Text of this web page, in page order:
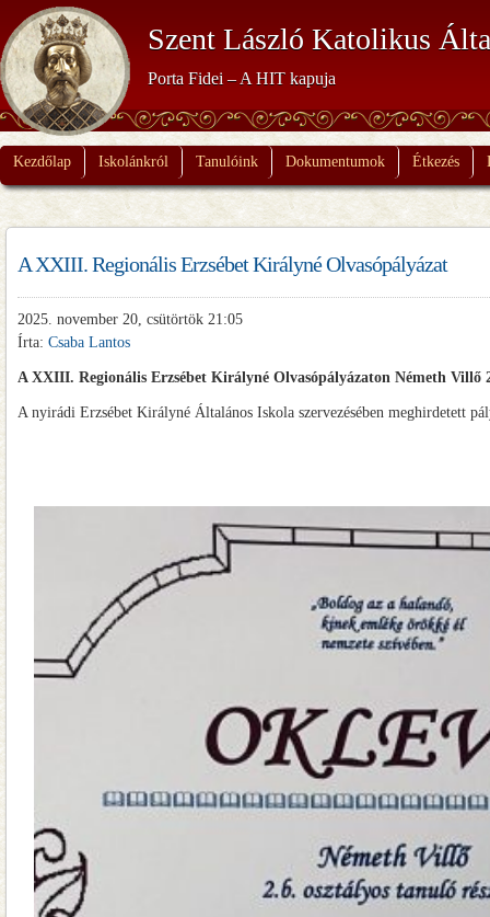
Szent László Katolikus
Porta Fidei – A HIT kapuja
Kezdőlap Iskolánkról Tanulóink Dokumentumok Étkezés
A XXIII. Regionális Erzsébet Királyné Olvasópályázat
2025. november 20, csütörtök 21:05
Írta: Csaba Lantos
A XXIII. Regionális Erzsébet Királyné Olvasópályázaton Németh Villő
A nyirádi Erzsébet Királyné Általános Iskola szervezésében meghirdetett